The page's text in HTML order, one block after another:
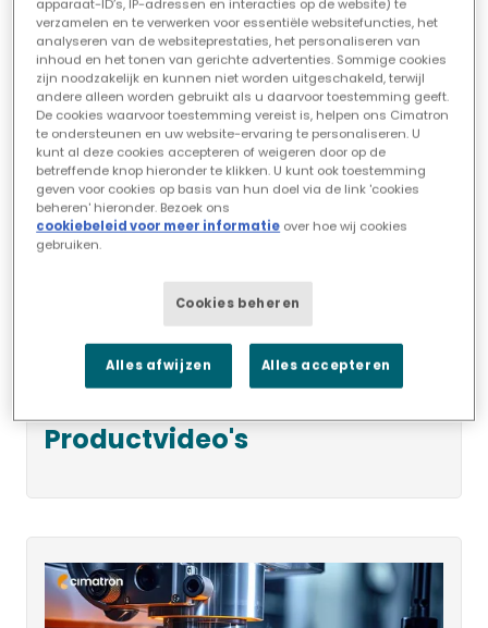
beschikbaar)
Productvideo's
apparaat-ID’s, IP-adressen en interacties op de website) te
verzamelen en te verwerken voor essentiële websitefuncties, het
analyseren van de websiteprestaties, het personaliseren van
inhoud en het tonen van gerichte advertenties. Sommige cookies
zijn noodzakelijk en kunnen niet worden uitgeschakeld, terwijl
andere alleen worden gebruikt als u daarvoor toestemming geeft.
De cookies waarvoor toestemming vereist is, helpen ons Cimatron
te ondersteunen en uw website-ervaring te personaliseren. U
kunt al deze cookies accepteren of weigeren door op de
betreffende knop hieronder te klikken. U kunt ook toestemming
geven voor cookies op basis van hun doel via de link 'cookies
beheren' hieronder. Bezoek ons
cookiebeleid voor meer informatie over hoe wij cookies
gebruiken.
Cookies beheren
Alles afwijzen Alles accepteren